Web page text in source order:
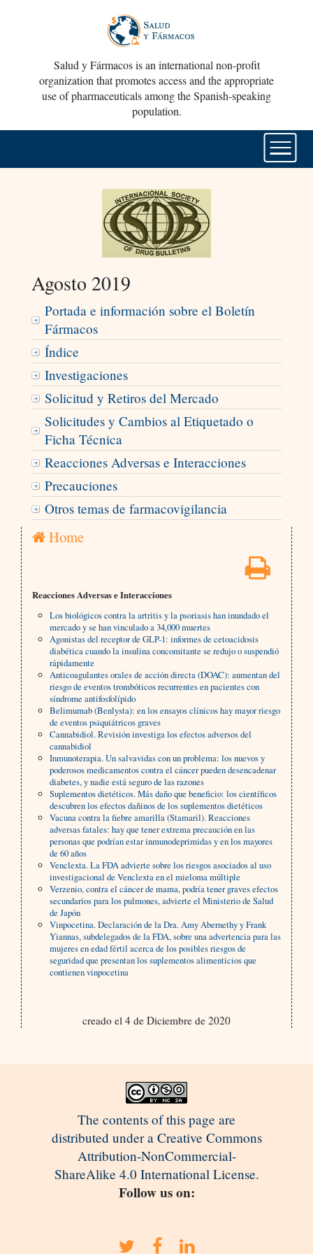
Salud y Fármacos is an international non-profit
organization that promotes access and the appropriate
use of pharmaceuticals among the Spanish-speaking
population.
Agosto 2019
Portada e información sobre el Boletín
Fármacos
Índice
Investigaciones
Solicitud y Retiros del Mercado
Solicitudes y Cambios al Etiquetado o
Ficha Técnica
Reacciones Adversas e Interacciones
Precauciones
Otros temas de farmacovigilancia
Home
Reacciones Adversas e Interacciones
Los biológicos contra la artritis y la psoriasis han inundado el
mercado y se han vinculado a 34,000 muertes
Agonistas del receptor de GLP-1: informes de cetoacidosis
diabética cuando la insulina concomitante se redujo o suspendió
rápidamente
Anticoagulantes orales de acción directa (DOAC): aumentan del
riesgo de eventos trombóticos recurrentes en pacientes con
síndrome antifosfolípido
Belimumab (Benlysta): en los ensayos clínicos hay mayor riesgo
de eventos psiquiátricos graves
Cannabidiol. Revisión investiga los efectos adversos del
cannabidiol
Inmunoterapia. Un salvavidas con un problema: los nuevos y
poderosos medicamentos contra el cáncer pueden desencadenar
diabetes, y nadie está seguro de las razones
Suplementos dietéticos. Más daño que beneficio: los científicos
descubren los efectos dañinos de los suplementos dietéticos
Vacuna contra la fiebre amarilla (Stamaril). Reacciones
adversas fatales: hay que tener extrema precaución en las
personas que podrían estar inmunodeprimidas y en los mayores
de 60 años
Venclexta. La FDA advierte sobre los riesgos asociados al uso
investigacional de Venclexta en el mieloma múltiple
Verzenio, contra el cáncer de mama, podría tener graves efectos
secundarios para los pulmones, advierte el Ministerio de Salud
de Japón
Vinpocetina. Declaración de la Dra. Amy Abernethy y Frank
Yiannas, subdelegados de la FDA, sobre una advertencia para las
mujeres en edad fértil acerca de los posibles riesgos de
seguridad que presentan los suplementos alimenticios que
contienen vinpocetina
creado el 4 de Diciembre de 2020
The contents of this page are
distributed under a Creative Commons
Attribution-NonCommercial-
ShareAlike 4.0 International License.
Follow us on: